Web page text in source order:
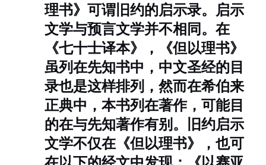
理书》可谓旧约的启示录。启示
文学与预言文学并不相同。在
《七十士译本》，《但以理书》
虽列在先知书中，中文圣经的目
录也是这样排列，然而在希伯来
正典中，本书列在著作，可能目
的在与先知著作有别。旧约启示
文学不仅在《但以理书》，也可